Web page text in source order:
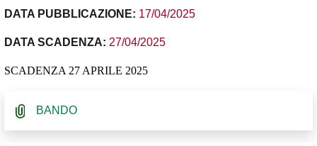
DATA PUBBLICAZIONE: 17/04/2025
DATA SCADENZA: 27/04/2025
SCADENZA 27 APRILE 2025
BANDO